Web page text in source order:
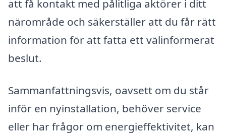
att få kontakt med pålitliga aktörer i ditt
närområde och säkerställer att du får rätt
information för att fatta ett välinformerat
beslut.
Sammanfattningsvis, oavsett om du står
inför en nyinstallation, behöver service
eller har frågor om energieffektivitet, kan